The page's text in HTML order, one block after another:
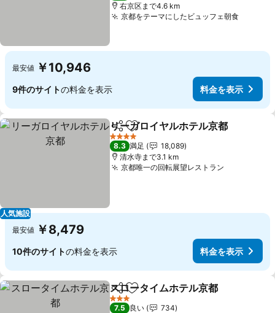
右京区まで4.6 km
京都をテーマにしたビュッフェ朝食料金を
最安値 ￥10,946
9件のサイトの料金を表示 料金を表示
人気施設
シェアお気に入りに追加
リーガロイヤルホテル京都
4 ホテルのランク
8.3 満足
18,089
清水寺まで3.1 km
京都唯一の回転展望レストラン
最安値 ￥8,479
10件のサイトの料金を表示 料金を表示
シェアお気に入りに追加
スロータイムホテル京都
3 ホテルのランク
7.5 良い
734